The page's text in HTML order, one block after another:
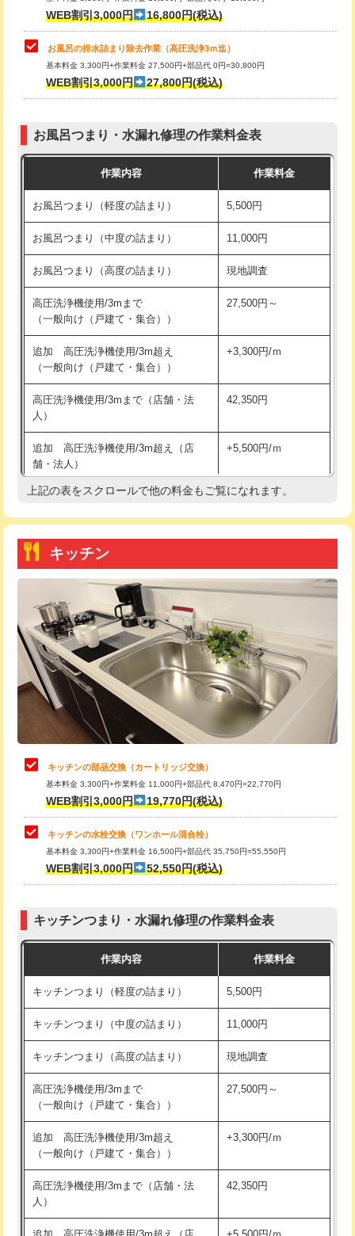
小便器トイレ脱着
その他部品の脱着 8,800円～
交換・取付（タンク）
交換・取付（普通便座） 11,000円+材料費
交換・取付（温水洗浄便座） 16,500円+材料費
交換・取付(単水栓（壁付・デッキ
式）)
13,200円+材料費
交換・取付(混合水栓（壁付・デッキ
式・ワンホール）)
16,500円+材料費
交換・取付(排水栓・排水トラップ
（P/S/ポップアップ））
22,000円+材料費
交換・取付（その他部品） 11,000円+材料費
持込商品取付（単水栓） 13,200円
持込商品取付（混合水栓）
持込商品取付（浄水器・分岐水栓） 16,500円
持込商品取付（温水洗浄便座） 22,000円
持込商品取付（普通便座⇔温水洗浄便
22,000円
給水管工事※（ホール加工)
給水管工事※（バンド止め) 3,300円
給水管工事※（支持金具設置) 5,500円
給水管工事※（保温材使用（バンド止
め込み）)
5,500円
給水管工事※（土の掘削・埋め戻し作
11,000円
給水管工事※（塩ビ管（VP・HI）使
用/3ｍまで)
給水管工事※（塩ビ管（VP・HI）使
用（追加）/3ｍ超え)
給水管工事※（ライニング鋼管・銅
管・ポリ管・HT管使用/3ｍまで)
44,000円
管・ポリ管・HT管使用/3ｍ超え)
排水管工事（土の掘削・埋め戻し作
11,000円~
排水管工事（排水管工事/3ｍまで） 55,000円
排水管工事（追加 排水管工事/3ｍ超
+11,000円
マス交換（深さ50㎝未満）
マス交換（深さ50㎝以上） 66,000円
コンクリート斫り（厚さ10㎝まで）
コンクリート斫り（厚さ10㎝超え）
WEB割引3,000円 16,800円(税込)
お風呂の排水詰まり除去作業（高圧洗浄3ｍ迄）
基本料金 3,300円+作業料金 27,500円+部品代 0円=30,800円
WEB割引3,000円 27,800円(税込)
お風呂つまり・水漏れ修理の作業料金表
作業内容 作業料金
お風呂つまり（軽度の詰まり） 5,500円
お風呂つまり（中度の詰まり） 11,000円
お風呂つまり（高度の詰まり） 現地調査
高圧洗浄機使用/3mまで
（一般向け（戸建て・集合））
27,500円～
追加 高圧洗浄機使用/3m超え
（一般向け（戸建て・集合））
+3,300円/ｍ
高圧洗浄機使用/3mまで（店舗・法
人）
42,350円
追加 高圧洗浄機使用/3m超え（店
舗・法人）
+5,500円/ｍ
高度高圧洗浄換 現地調査
トーラー機使用/3mまで
追加トーラー機使用/3m超え +3,300円
カメラ調査 33,000円
桝清掃 8,800円
止水・漏水調査・防水処理・清掃・修
理・調整・分解・加工など（軽作業）
11,000円
止水・漏水調査・防水処理・清掃・修
理・調整・分解・加工など（中作業）
22,000円
止水・漏水調査・防水処理・清掃・修
理・調整・分解・加工など（重作業）
33,000円
お風呂タンク脱着
その他部品の脱着
式・ワンホール）)
交換・取付(排水栓・排水トラップ
22,000円+材料費
持込商品取付（単水栓）
持込商品取付（混合水栓） 16,500円
給水管工事※（ホール加工)
上記の表をスクロールで他の料金もご覧になれます。
キッチン
キッチンの部品交換（カートリッジ交換）
基本料金 3,300円+作業料金 11,000円+部品代 8,470円=22,770円
WEB割引3,000円 19,770円(税込)
キッチンの水栓交換（ワンホール混合栓）
基本料金 3,300円+作業料金 16,500円+部品代 35,750円=55,550円
WEB割引3,000円 52,550円(税込)
キッチンつまり・水漏れ修理の作業料金表
作業内容 作業料金
キッチンつまり（軽度の詰まり） 5,500円
キッチンつまり（中度の詰まり） 11,000円
キッチンつまり（高度の詰まり） 現地調査
高圧洗浄機使用/3mまで
（一般向け（戸建て・集合））
27,500円～
追加 高圧洗浄機使用/3m超え
（一般向け（戸建て・集合））
+3,300円/ｍ
高圧洗浄機使用/3mまで（店舗・法
人）
42,350円